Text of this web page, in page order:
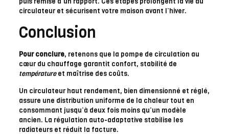
circulateur et sécurisent votre maison avant l’hiver.
Conclusion
Pour conclure, retenons que la pompe de circulation au
cœur du chauffage garantit confort, stabilité de
températureet maîtrise des coûts.
Un circulateur haut rendement, bien dimensionné et réglé,
assure une distribution uniforme de la chaleur tout en
consommant jusqu’à deux fois moins qu’un modèle
ancien. La régulation auto-adaptative stabilise les
radiateurs et réduit la facture.